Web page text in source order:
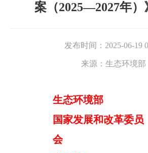
案（2025—2027年）
发布时间： 2025-06-19
来源： 生态环境部
生态环境部
国家发展和改革委员
会